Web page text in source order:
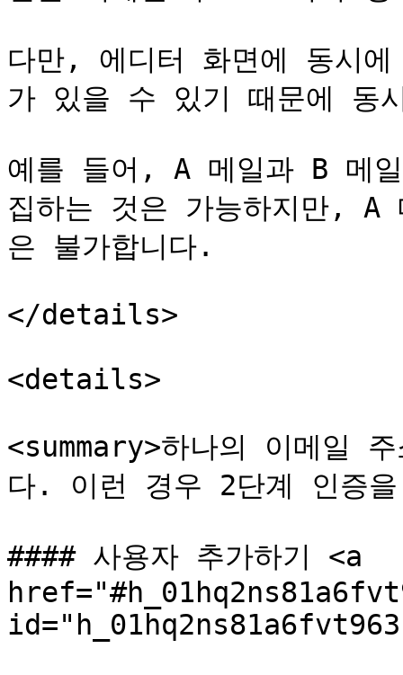
다만, 에디터 화면에 동시
가 있을 수 있기 때문에 동
예를 들어, A 메일과 B 메
집하는 것은 가능하지만, A
은 불가합니다.
</details>
<details>
<summary>하나의 이메일
다. 이런 경우 2단계 인증
#### 사용자 추가하기 <a